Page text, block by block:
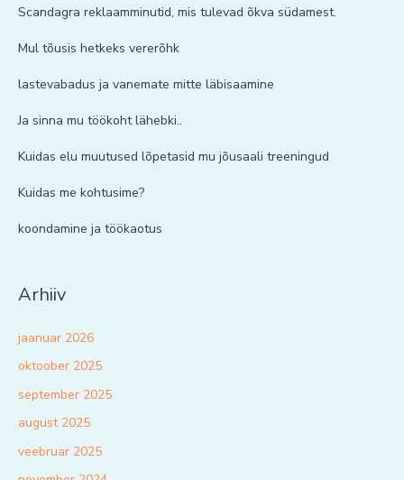
Scandagra reklaamminutid, mis tulevad õkva südamest.
Mul tõusis hetkeks vererõhk
lastevabadus ja vanemate mitte läbisaamine
Ja sinna mu töökoht lähebki..
Kuidas elu muutused lõpetasid mu jõusaali treeningud
Kuidas me kohtusime?
koondamine ja töökaotus
Arhiiv
jaanuar 2026
oktoober 2025
september 2025
august 2025
veebruar 2025